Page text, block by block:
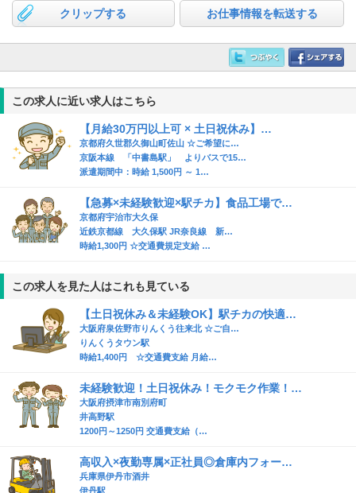
クリップする お仕事情報を転送する
この求人に近い求人はこちら
【月給30万円以上可 × 土日祝休み】…
京都府久世郡久御山町佐山 ☆ご希望に…
京阪本線 「中書島駅」 よりバスで15…
派遣期間中：時給 1,500円 ～ 1…
【急募×未経験歓迎×駅チカ】食品工場で…
京都府宇治市大久保
近鉄京都線 大久保駅 JR奈良線 新…
時給1,300円 ☆交通費規定支給 …
この求人を見た人はこれも見ている
【土日祝休み＆未経験OK】駅チカの快適…
大阪府泉佐野市りんくう往来北 ☆ご自…
りんくうタウン駅
時給1,400円 ☆交通費支給 月給…
未経験歓迎！土日祝休み！モクモク作業！…
大阪府摂津市南別府町
井高野駅
1200円～1250円 交通費支給（…
高収入×夜勤専属×正社員◎倉庫内フォー…
兵庫県伊丹市酒井
伊丹駅